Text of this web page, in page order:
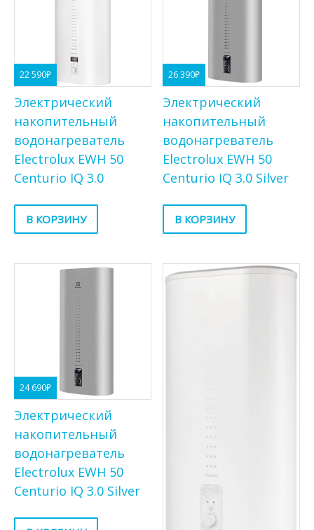
22 590₽
Электрический
накопительный
водонагреватель
Electrolux EWH 50
Centurio IQ 3.0
В КОРЗИНУ
26 390₽
Электрический
накопительный
водонагреватель
Electrolux EWH 50
Centurio IQ 3.0 Silver
В КОРЗИНУ
24 690₽
Электрический
накопительный
водонагреватель
Electrolux EWH 50
Centurio IQ 3.0 Silver